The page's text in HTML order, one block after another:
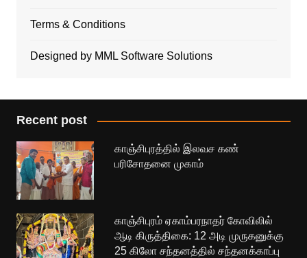
Terms & Conditions
Designed by MML Software Solutions
Recent post
காஞ்சிபுரத்தில் இலவச கண்
பரிசோதனை முகாம்
காஞ்சிபுரம் ஏகாம்பரநாதர் கோவிலில்
ஆடி கிருத்திகை: 12 அடி முருகனுக்கு
25 கிலோ சந்தனத்தில் சந்தனக்காப்பு